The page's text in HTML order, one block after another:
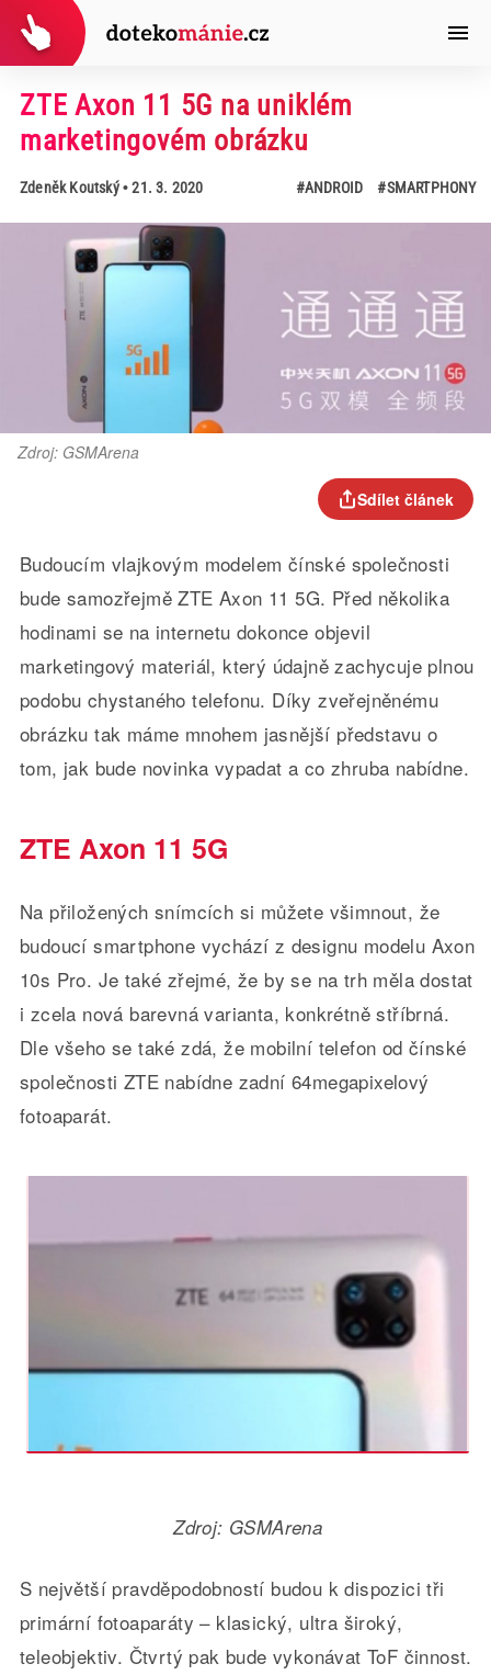
ZTE Axon 11 5G na uniklém
marketingovém obrázku
Zdeněk Koutský• 21. 3. 2020 #ANDROID #SMARTPHONY
Zdroj: GSMArena
Sdílet článek
Budoucím vlajkovým modelem čínské společnosti
bude samozřejmě ZTE Axon 11 5G. Před několika
hodinami se na internetu dokonce objevil
marketingový materiál, který údajně zachycuje plnou
podobu chystaného telefonu. Díky zveřejněnému
obrázku tak máme mnohem jasnější představu o
tom, jak bude novinka vypadat a co zhruba nabídne.
ZTE Axon 11 5G
Na přiložených snímcích si můžete všimnout, že
budoucí smartphone vychází z designu modelu Axon
10s Pro. Je také zřejmé, že by se na trh měla dostat
i zcela nová barevná varianta, konkrétně stříbrná.
Dle všeho se také zdá, že mobilní telefon od čínské
společnosti ZTE nabídne zadní 64megapixelový
fotoaparát.
Zdroj: GSMArena
S největší pravděpodobností budou k dispozici tři
primární fotoaparáty – klasický, ultra široký,
teleobjektiv. Čtvrtý pak bude vykonávat ToF činnost.